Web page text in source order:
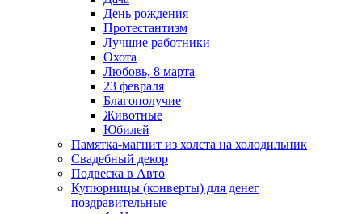
День рождения
Протестантизм
Лучшие работники
Охота
Любовь, 8 марта
23 февраля
Благополучие
Животные
Юбилей
Памятка-магнит из холста на холодильник
Свадебный декор
Подвеска в Авто
Купюрницы (конверты) для денег
поздравительные